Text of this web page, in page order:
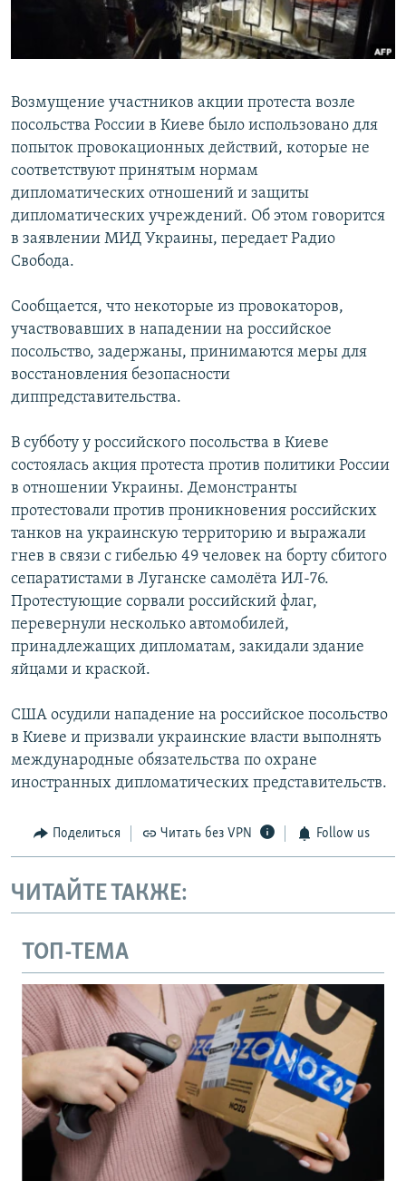
ПОБЕДИТЕЛЕЙ НЕ СУДЯТ?
КРЫМ.НЕПОКОРЕННЫЙ
УКРАИНСКАЯ ПРОБЛЕМА КРЫМА
ПРИСОЕДИНЯЙТЕСЬ!
Возмущение участников акции протеста возле
посольства России в Киеве было использовано для
попыток провокационных действий, которые не
соответствуют принятым нормам
дипломатических отношений и защиты
дипломатических учреждений. Об этом говорится
в заявлении МИД Украины, передает Радио
Свобода.
Сообщается, что некоторые из провокаторов,
участвовавших в нападении на российское
посольство, задержаны, принимаются меры для
восстановления безопасности
диппредставительства.
В субботу у российского посольства в Киеве
состоялась акция протеста против политики России
в отношении Украины. Демонстранты
протестовали против проникновения российских
танков на украинскую территорию и выражали
гнев в связи с гибелью 49 человек на борту сбитого
сепаратистами в Луганске самолёта ИЛ-76.
Протестующие сорвали российский флаг,
перевернули несколько автомобилей,
принадлежащих дипломатам, закидали здание
яйцами и краской.
США осудили нападение на российское посольство
в Киеве и призвали украинские власти выполнять
международные обязательства по охране
иностранных дипломатических представительств.
Поделиться Читать без VPN Follow us
ЧИТАЙТЕ ТАКЖЕ:
ТОП-ТЕМА